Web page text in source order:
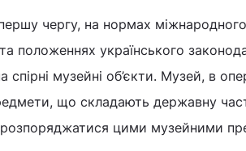
чергу, на нормах
положеннях українського
музейні об’єкти. Музей, в
що складають державну
цими музейними